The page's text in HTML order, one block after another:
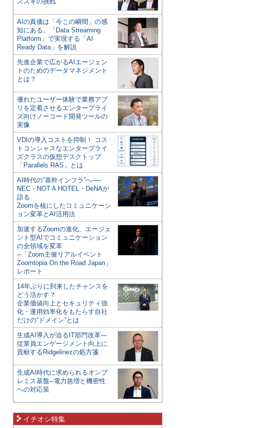
AIの真価は「今この瞬間」の感
知にある。「Data Streaming
Platform」で実現する「AI
Ready Data」を解説
先進企業で広がるAIエージェン
トのためのデータマネジメント
とは？
優れたユーザー体験で業務アプ
リを定着させるエンタープライ
ズ向けノーコード開発ツールの
実像
VDIの導入コストを抑制！ コス
トコンシャスなエンタープライ
ズクラスの仮想デスクトップ
「Parallels RAS」とは
AI時代の“基幹インフラ”へ──
NEC・NOT A HOTEL・DeNAが
語る
Zoomを核にしたコミュニケーシ
ョン変革とAI活用法
加速するZoomの進化、エージェ
ント型AIでコミュニケーション
の全領域を変革
─「Zoom主催リアルイベント
Zoomtopia On the Road Japan」
レポート
14年ぶりに到来したチャンスを
どう活かす？
企業価値向上とセキュリティ強
化・運用効率化をもたらす自社
だけの“ドメイン”とは
生成AI導入が迫るIT部門改革―
従業員エンゲージメント向上に
貢献するRidgelinezの処方箋
生成AI時代に求められるオンプ
レミス基盤─電力急増と機密性
への対応策
イチオシ特集